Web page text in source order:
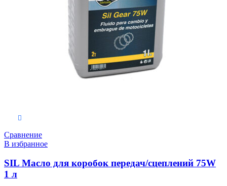
Сравнение
В избранное
SIL Масло для коробок передач/сцеплений 75W
1 л